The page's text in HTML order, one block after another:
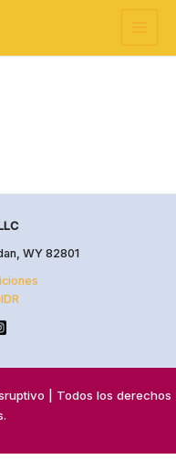
Main
Menu
WY 82801
| Todos los derechos